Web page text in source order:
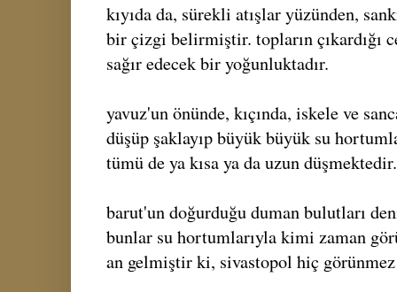
kıyıda da, sürekli atışlar yüzünden,
bir çizgi belirmiştir. topların çıkardığı
sağır edecek bir yoğunluktadır.
yavuz'un önünde, kıçında, iskele ve
düşüp şaklayıp büyük büyük su
tümü de ya kısa ya da uzun düşmektedir.
barut'un doğurduğu duman bulutları
bunlar su hortumlarıyla kimi zaman
an gelmiştir ki, sivastopol hiç